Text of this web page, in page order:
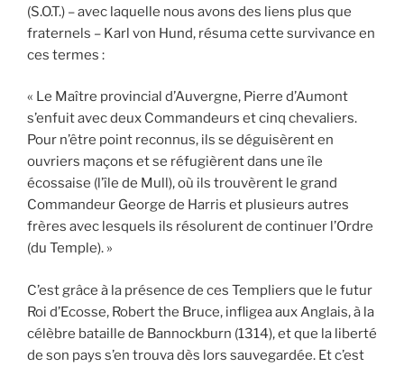
(S.O.T.) – avec laquelle nous avons des liens plus que
fraternels – Karl von Hund, résuma cette survivance en
ces termes :
« Le Maître provincial d’Auvergne, Pierre d’Aumont
s’enfuit avec deux Commandeurs et cinq chevaliers.
Pour n’être point reconnus, ils se déguisèrent en
ouvriers maçons et se réfugièrent dans une île
écossaise (l’île de Mull), où ils trouvèrent le grand
Commandeur George de Harris et plusieurs autres
frères avec lesquels ils résolurent de continuer l’Ordre
(du Temple). »
C’est grâce à la présence de ces Templiers que le futur
Roi d’Ecosse, Robert the Bruce, infligea aux Anglais, à la
célèbre bataille de Bannockburn (1314), et que la liberté
de son pays s’en trouva dès lors sauvegardée. Et c’est